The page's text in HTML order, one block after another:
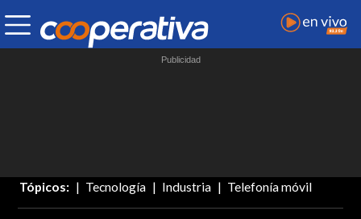
Tópicos: Tecnología Industria Telefonía móvil